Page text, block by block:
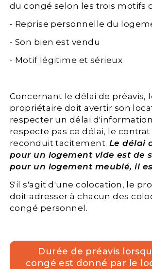
du congé selon les trois motifs
- Reprise personnelle du
- Son bien est vendu
- Motif légitime et sérieux
Concernant le délai de préavis,
propriétaire doit avertir son
respecter un délai
respecte pas ce délai, le contrat
reconduit tacitement. Le délai
pour un logement vide est de
pour un logement meublé, il
S'il s'agit d'une colocation, le
doit adresser à chacun des
congé personnel.
Durée de préavis
congé est donné par le